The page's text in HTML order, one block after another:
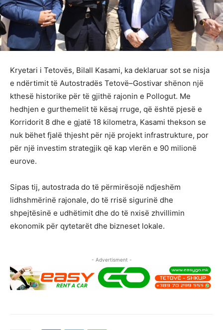
Kryetari i Tetovës, Bilall Kasami, ka deklaruar sot se nisja
e ndërtimit të Autostradës Tetovë–Gostivar shënon një
kthesë historike për të gjithë rajonin e Pollogut. Me
hedhjen e gurthemelit të kësaj rruge, që është pjesë e
Korridorit 8 dhe e gjatë 18 kilometra, Kasami thekson se
nuk bëhet fjalë thjesht për një projekt infrastrukture, por
për një investim strategjik që kap vlerën e 90 milionë
eurove.
Sipas tij, autostrada do të përmirësojë ndjeshëm
lidhshmërinë rajonale, do të rrisë sigurinë dhe
shpejtësinë e udhëtimit dhe do të nxisë zhvillimin
ekonomik për qytetarët dhe bizneset lokale.
- Advertisment -